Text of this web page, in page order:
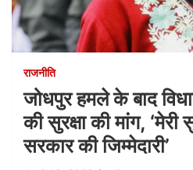
राजनीति
जोधपुर हमले के बाद
की सुरक्षा की मांग, ‘मेरी
सरकार की जिम्मेदारी’